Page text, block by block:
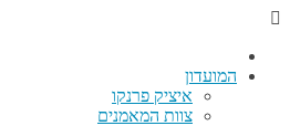
המועדון
איציק פרנקו
צוות המאמנים